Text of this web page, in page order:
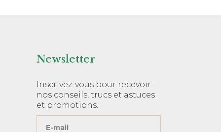
Newsletter
Inscrivez-vous pour recevoir
nos conseils, trucs et astuces
et promotions.